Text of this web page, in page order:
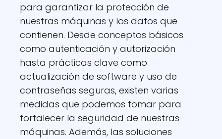
para garantizar la protección de
nuestras máquinas y los datos que
contienen. Desde conceptos básicos
como autenticación y autorización
hasta prácticas clave como
actualización de software y uso de
contraseñas seguras, existen varias
medidas que podemos tomar para
fortalecer la seguridad de nuestras
máquinas. Además, las soluciones